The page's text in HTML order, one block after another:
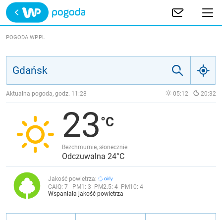
Trwa ładowanie
POLSKA
JAKOŚĆ POWIETRZA
POGODA WP.PL
Aktualna pogoda, godz. 11:28 05:12 20:32
23
Bezchmurnie, słonecznie
Odczuwalna 24°C
Jakość powietrza:
CAIQ: 7 PM1: 3 PM2.5: 4 PM10: 4
Wspaniała jakość powietrza